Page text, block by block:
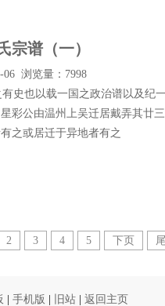
宗谱（一）
06 浏览量：7998
史也以载一国之政治谱以及纪
彩公由温州上吴迁居戴弄其廿
之或居迁于异地者有之
2 3 4 5 下页
手机版 旧站| 返回主页